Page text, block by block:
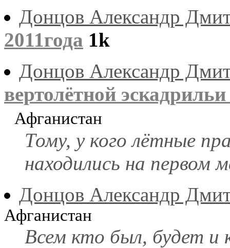
Донцов Александр
2011года 1k
Донцов Александр
вертолётной
Афганистан
Тому, у кого лётные
находились на первом
Донцов Александр
Афганистан
Всем кто был, будет